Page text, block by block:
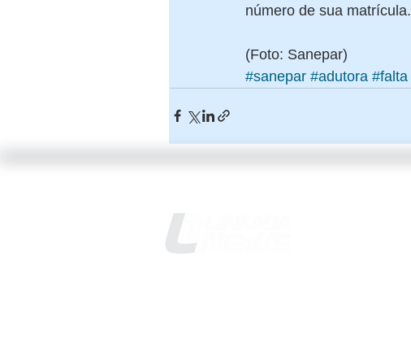
número de sua matrícula.
(Foto: Sanepar)
#sanepar #adutora #falta